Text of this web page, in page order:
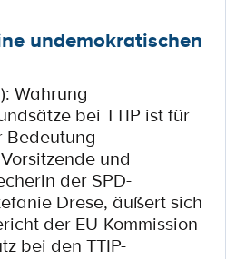
undemokratischen
Wahrung
bei TTIP ist für
Bedeutung
und
der SPD-
Drese, äußert sich
der EU-Kommission
bei den TTIP-